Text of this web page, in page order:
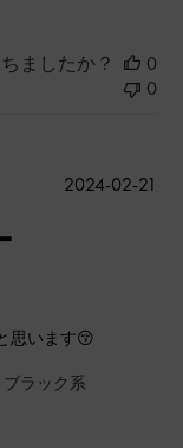
ましたか？
0
0
思います😚
ブラック系
2024-02-21